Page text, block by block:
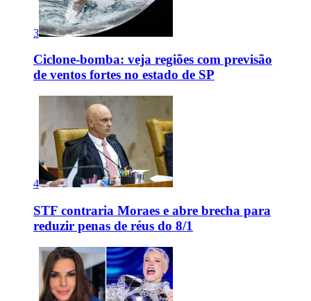
3
Ciclone-bomba: veja regiões com previsão
de ventos fortes no estado de SP
4
STF contraria Moraes e abre brecha para
reduzir penas de réus do 8/1